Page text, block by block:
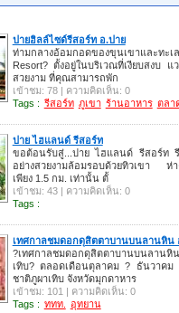
ปายฮิลล์ไซด์รีสอร์ท อ.ปาย
ท่ามกลางอ้อมกอดของขุนเขาและทะ
Resort? ตั้งอยู่ในบริเวณที่เงียบสงบ แ
สวยงาม ที่คุณสามารถพัก
เข้าชม: 78 | ความคิดเห็น: 0
Tags : รีสอร์ท ภูเขา ร้านอาหาร ตลา
ปาย ไฮแลนด์ รีสอร์ท
ขอต้อนรับสู่...ปาย ไฮแลนด์ รีสอร์ท
อย่างสวยงามล้อมรอบด้วยทิวเขา ห่า
เพียง 1.5 กม. เท่านั้น ตั้
เข้าชม: 43 | ความคิดเห็น: 0
Tags :
เทศกาลชมดอกดุสิตตาบานบนลานหิน
?เทศกาลชมดอกดุสิตตาบานบนลานหิ
เทิบ? ตลอดเดือนตุลาคม ? ธันวาค
ชาติภูผาเทิบ จังหวัดมุกดาหาร
เข้าชม: 101 | ความคิดเห็น: 0
Tags : ททท. อุทยาน